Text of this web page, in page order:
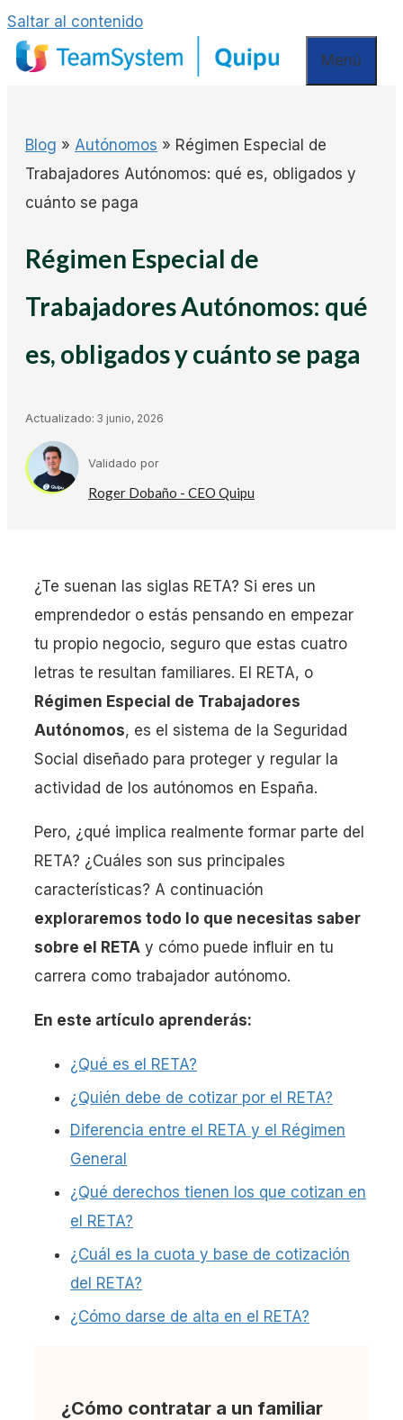
Saltar al contenido
Menú
Blog » Autónomos » Régimen Especial de
Trabajadores Autónomos: qué es, obligados y
cuánto se paga
Régimen Especial de
Trabajadores Autónomos: qué
es, obligados y cuánto se paga
Actualizado: 3 junio, 2026
Validado por
Roger Dobaño - CEO Quipu
¿Te suenan las siglas RETA? Si eres un
emprendedor o estás pensando en empezar
tu propio negocio, seguro que estas cuatro
letras te resultan familiares. El RETA, o
Régimen Especial de Trabajadores
Autónomos, es el sistema de la Seguridad
Social diseñado para proteger y regular la
actividad de los autónomos en España.
Pero, ¿qué implica realmente formar parte del
RETA? ¿Cuáles son sus principales
características? A continuación
exploraremos todo lo que necesitas saber
sobre el RETA y cómo puede influir en tu
carrera como trabajador autónomo.
En este artículo aprenderás:
¿Qué es el RETA?
¿Quién debe de cotizar por el RETA?
Diferencia entre el RETA y el Régimen
General
¿Qué derechos tienen los que cotizan en
el RETA?
¿Cuál es la cuota y base de cotización
del RETA?
¿Cómo darse de alta en el RETA?
¿Cómo contratar a un familiar